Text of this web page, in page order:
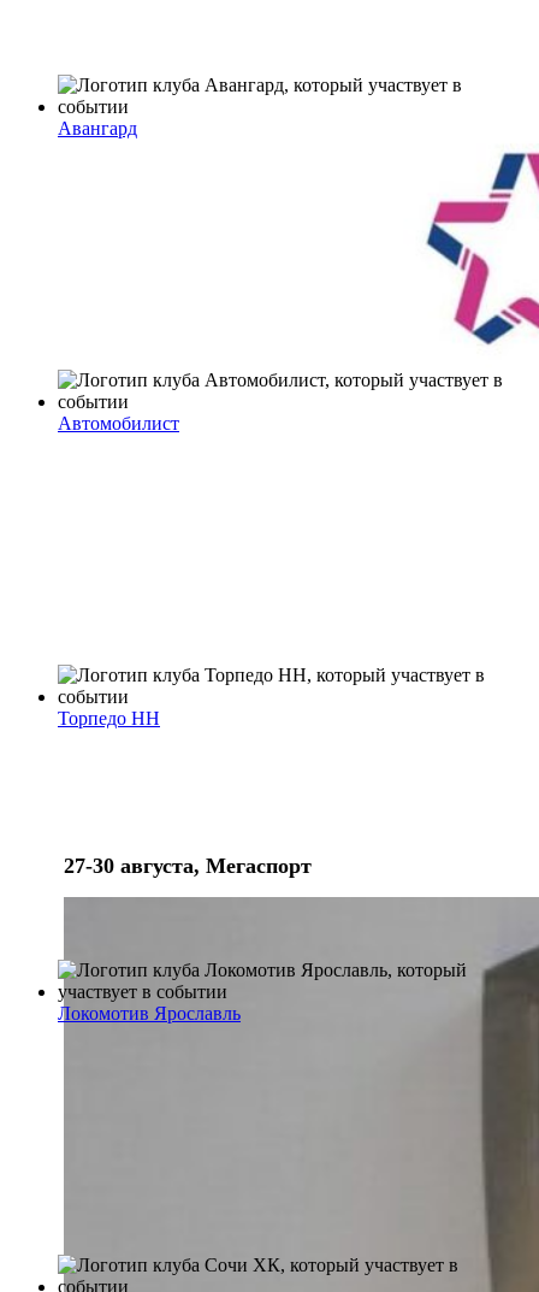
27-30 августа, Мегаспорт
Авангард
Автомобилист
Торпедо НН
Локомотив Ярославль